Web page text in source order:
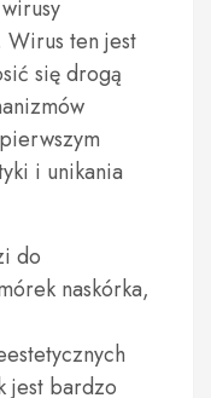
Wirus ten jest
się drogą
i unikania
do
naskórka,
jest bardzo